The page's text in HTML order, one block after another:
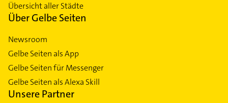
Übersicht aller Städte
Über Gelbe Seiten
Newsroom
Gelbe Seiten als App
Gelbe Seiten für Messenger
Gelbe Seiten als Alexa Skill
Unsere Partner